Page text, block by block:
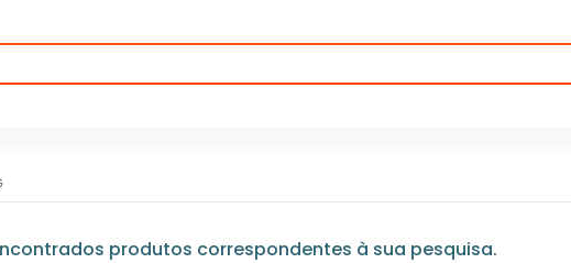
produtos correspondentes à sua pesquisa.